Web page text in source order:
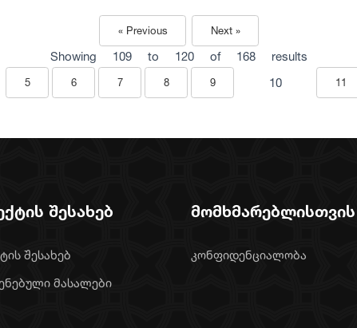
« Previous Next »
Showing 109 to 120 of 168 results
5 6 7 8 9 10 11
შესახებ
შესახებ
მასალები
მომხმარებლისთვის
კონფიდენციალობა